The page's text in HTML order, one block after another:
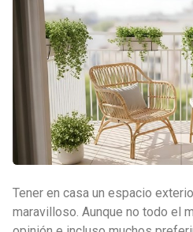
Tener en casa un espacio
maravilloso. Aunque no todo el